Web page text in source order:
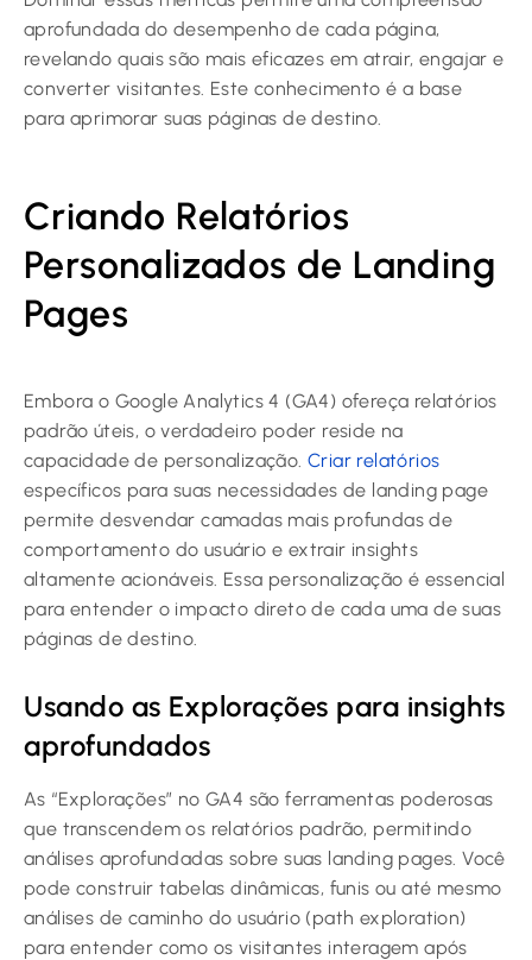
aprofundada do desempenho de cada página,
revelando quais são mais eficazes em atrair, engajar e
converter visitantes. Este conhecimento é a base
para aprimorar suas páginas de destino.
Criando Relatórios
Personalizados de Landing
Pages
Embora o Google Analytics 4 (GA4) ofereça relatórios
padrão úteis, o verdadeiro poder reside na
capacidade de personalização. Criar relatórios
específicos para suas necessidades de landing page
permite desvendar camadas mais profundas de
comportamento do usuário e extrair insights
altamente acionáveis. Essa personalização é essencial
para entender o impacto direto de cada uma de suas
páginas de destino.
Usando as Explorações para insights
aprofundados
As “Explorações” no GA4 são ferramentas poderosas
que transcendem os relatórios padrão, permitindo
análises aprofundadas sobre suas landing pages. Você
pode construir tabelas dinâmicas, funis ou até mesmo
análises de caminho do usuário (path exploration)
para entender como os visitantes interagem após